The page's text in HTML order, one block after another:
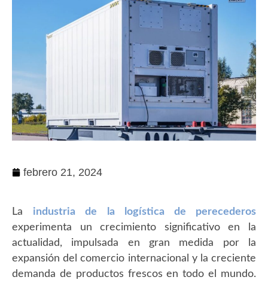
febrero 21, 2024
La industria de la logística de perecederos
experimenta un crecimiento significativo en la
actualidad, impulsada en gran medida por la
expansión del comercio internacional y la creciente
demanda de productos frescos en todo el mundo.